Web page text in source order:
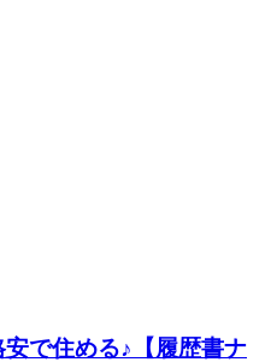
で住める♪【履歴書ナ